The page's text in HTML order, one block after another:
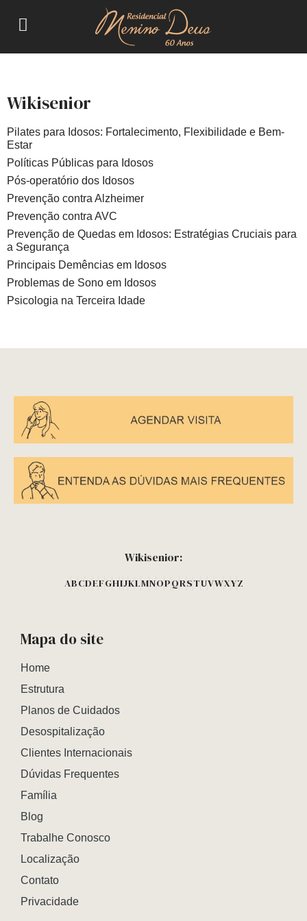
Wikisenior
Pilates para Idosos: Fortalecimento, Flexibilidade e Bem-
Estar
Políticas Públicas para Idosos
Pós-operatório dos Idosos
Prevenção contra Alzheimer
Prevenção contra AVC
Prevenção de Quedas em Idosos: Estratégias Cruciais para
a Segurança
Principais Demências em Idosos
Problemas de Sono em Idosos
Psicologia na Terceira Idade
Wikisenior:
ABCDEFGHIJKLMNOPQRSTUVWXYZ
Mapa do site
Home
Estrutura
Planos de Cuidados
Desospitalização
Clientes Internacionais
Dúvidas Frequentes
Família
Blog
Trabalhe Conosco
Localização
Contato
Privacidade